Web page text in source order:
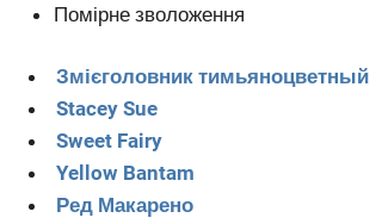
Помірне зволоження
Змієголовник тимьяноцветный
Stacey Sue
Sweet Fairy
Yellow Bantam
Ред Макарено